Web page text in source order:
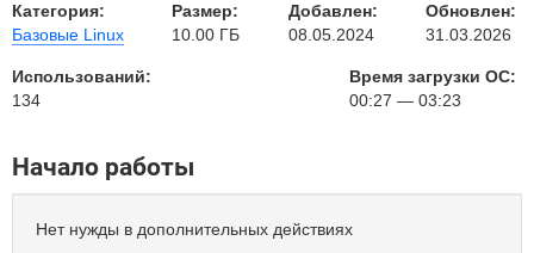
Категория:
Базовые Linux
Размер:
10.00 ГБ
Добавлен:
08.05.2024
Обновлен:
31.03.2026
Использований:
134
Время загрузки ОС:
00:27 — 03:23
Начало работы
Нет нужды в дополнительных действиях